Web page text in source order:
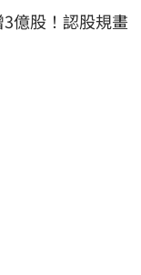
億股！認股規畫